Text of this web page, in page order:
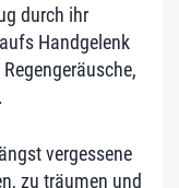
durch ihr
Handgelenk
vergessene
zu träumen und